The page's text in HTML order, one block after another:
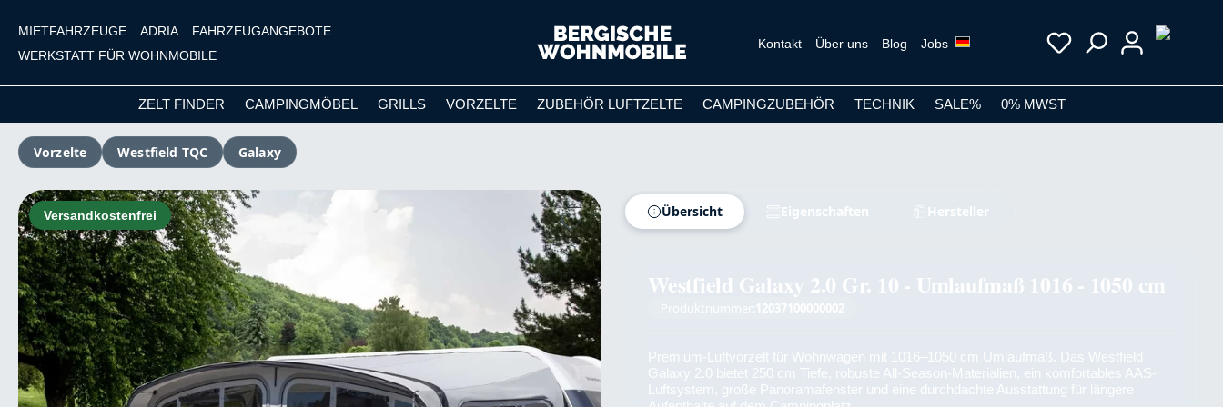
Hauptinhalt springen
Zur Suche springen
Zur Hauptnavigation springen
MIETFAHRZEUGE ADRIA
FAHRZEUGANGEBOTE
WERKSTATT FÜR WOHNMOBILE
Kontakt Über uns Blog Jobs
ZELT FINDER CAMPINGMÖBEL GRILLS VORZELTE ZUBEHÖR LUFTZELTE CAMPINGZUBEHÖR TECHNIK SALE% 0% MWST
Vorzelte Westfield TQC Galaxy
Bildergalerie überspringen
Versandkostenfrei Übersicht Eigenschaften Hersteller
Westfield Galaxy 2.0 Gr. 10 - Umlaufmaß 1016 - 1050 cm
Produktnummer: 12037100000002
Premium-Luftvorzelt für Wohnwagen mit 1016–1050 cm Umlaufmaß. Das Westfield
Galaxy 2.0 bietet 250 cm Tiefe, robuste All-Season-Materialien, ein komfortables AAS-
Luftsystem, große Panoramafenster und eine durchdachte Ausstattung für längere